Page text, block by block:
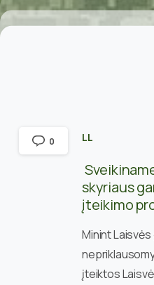
LL
skyriaus
įteikimo
Minint
įteiktos
0